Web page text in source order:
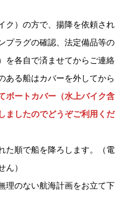
ク）の方で、揚降を依頼され
プラグの確認、法定備品等の
を各自で済ませてからご連絡
ある船はカバーを外してから
ボートカバー（水上バイク含
ましたのでどうぞご利用くだ
た順で船を降ろします。（電
ん）
理のない航海計画をお立て下